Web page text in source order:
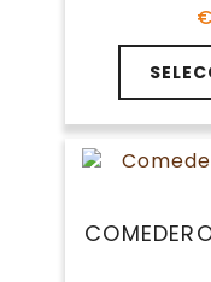
pueden
elegir
la
página
de
€
Este
tiene
múltiples
se